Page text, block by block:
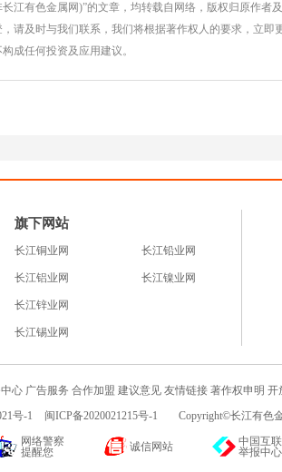
江有色金属网)”的文章，均转载自网络，版权归原作者及
请及时与我们联系，我们将根据著作权人的要求，立即
成任何投资及应用建议。
旗下网站
长江铜业网
长江铝业网
长江锌业网
长江锡业网
长江铅业网
长江镍业网
心 广告服务 合作加盟 建议意见 友情链接 著作权申明 开
号-1
闽ICP备2020021215号-1 Copyright©长江有色
网络警察
提醒您
诚信网站
中国互
举报中心